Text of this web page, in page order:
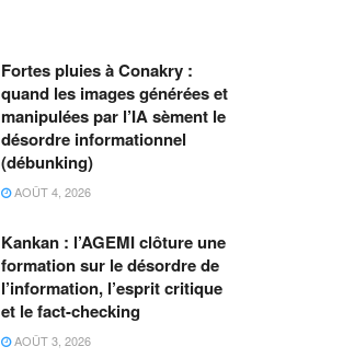
Fortes pluies à Conakry :
quand les images générées et
manipulées par l’IA sèment le
désordre informationnel
(débunking)
AOÛT 4, 2026
Kankan : l’AGEMI clôture une
formation sur le désordre de
l’information, l’esprit critique
et le fact-checking
AOÛT 3, 2026